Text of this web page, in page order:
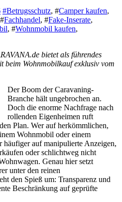
#Betrugsschutz, #Camper kaufen,
Fachhandel, #Fake-Inserate,
, #Wohnmobil kaufen,
beim Wohnmobilkauf exklusiv vom
Der Boom der Caravaning-
Branche hält ungebrochen an.
Doch die enorme Nachfrage nach
rollenden Eigenheimen ruft
Plan. Wer auf herkömmlichen,
Wohnmobil oder einem
häufiger auf manipulierte Anzeigen,
oder schlichtweg nicht
Genau hier setzt
unter den reinen
den Spieß um: Transparenz und
Beschränkung auf geprüfte